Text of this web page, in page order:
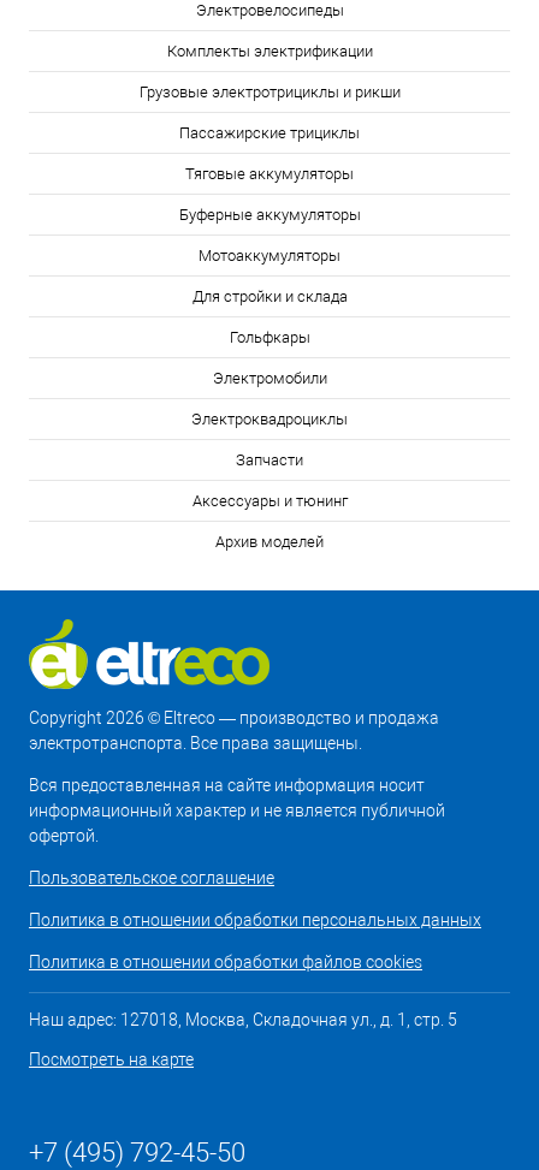
Электровелосипеды
Комплекты электрификации
Грузовые электротрициклы и рикши
Пассажирские трициклы
Тяговые аккумуляторы
Буферные аккумуляторы
Мотоаккумуляторы
Для стройки и склада
Гольфкары
Электромобили
Электроквадроциклы
Запчасти
Аксессуары и тюнинг
Архив моделей
Copyright 2026 © Eltreco — производство и продажа
электротранспорта. Все права защищены.
Вся предоставленная на сайте информация носит
информационный характер и не является публичной
офертой.
Пользовательское соглашение
Политика в отношении обработки персональных данных
Политика в отношении обработки файлов cookies
Наш адрес: 127018, Москва, Складочная ул., д. 1, стр. 5
Посмотреть на карте
+7 (495) 792-45-50